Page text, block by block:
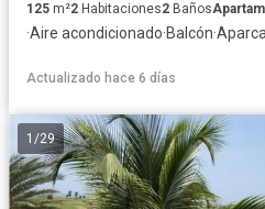
125 m²2 Habitaciones2 Baños
·Aire acondicionado·Balcón·
Actualizado hace 6 días
1 /29